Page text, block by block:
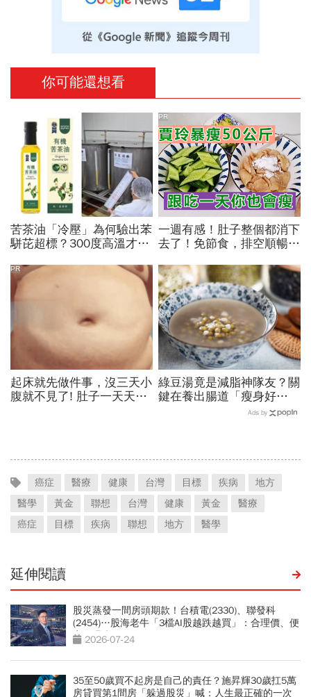
你可能還想看
苦茶油「冷壓」為何驗出苯
駢芘超標？300度高溫才大
顏宗海籲這件事
一週有感！肚子整個都消下
去了！免節食，排空順暢就
PR
起床就先做件事，沒三天小
腹就不見了! 肚子一天天變
PR
綠豆湯竟是減脂神隊友？關
鍵在養出腸道「瘦身好
菌」...醫教邊吃邊消脂的3
Ads by
癌症 醫療 健康 台灣 目標 疾病
地方
醫學
黃金 聯想 台灣 健康 黃金
醫療
癌症
目標 疾病 聯想 地方 醫學
延伸閱讀
股災蒸發一間房頭期款！台積電(2330)、聯發科
(2454)…股海老牛「3檔AI股越跌越買」：合理價、便
宜價曝光
2026-07-24
35至50歲買不起房是自己的責任？施昇輝30歲扛5萬
房貸買第1間房「躲過股災」喊：人生最正確的一次